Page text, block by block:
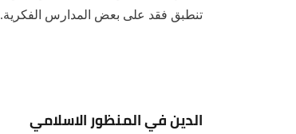
تنطبق فقد على بعض المدارس الفكرية.
الدين في المنظور الاسلامي